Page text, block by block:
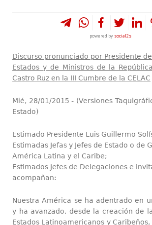
powered by social2s
Discurso pronunciado por Presidente
Estados y de Ministros de la
Castro Ruz en la III Cumbre de la CELAC
Mié, 28/01/2015 - (Versiones
Estado)
Estimado Presidente Luis Guillermo
Estimadas Jefas y Jefes de Estado o de
América Latina y el Caribe;
Estimados Jefes de Delegaciones e
acompañan:
Nuestra América se ha adentrado en
y ha avanzado, desde la creación de
Estados Latinoamericanos y